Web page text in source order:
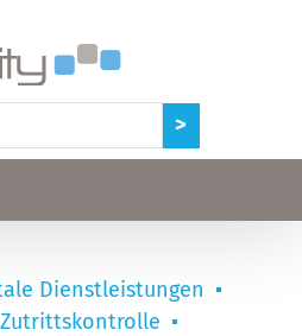
Dienstleistungen
Zutrittskontrolle